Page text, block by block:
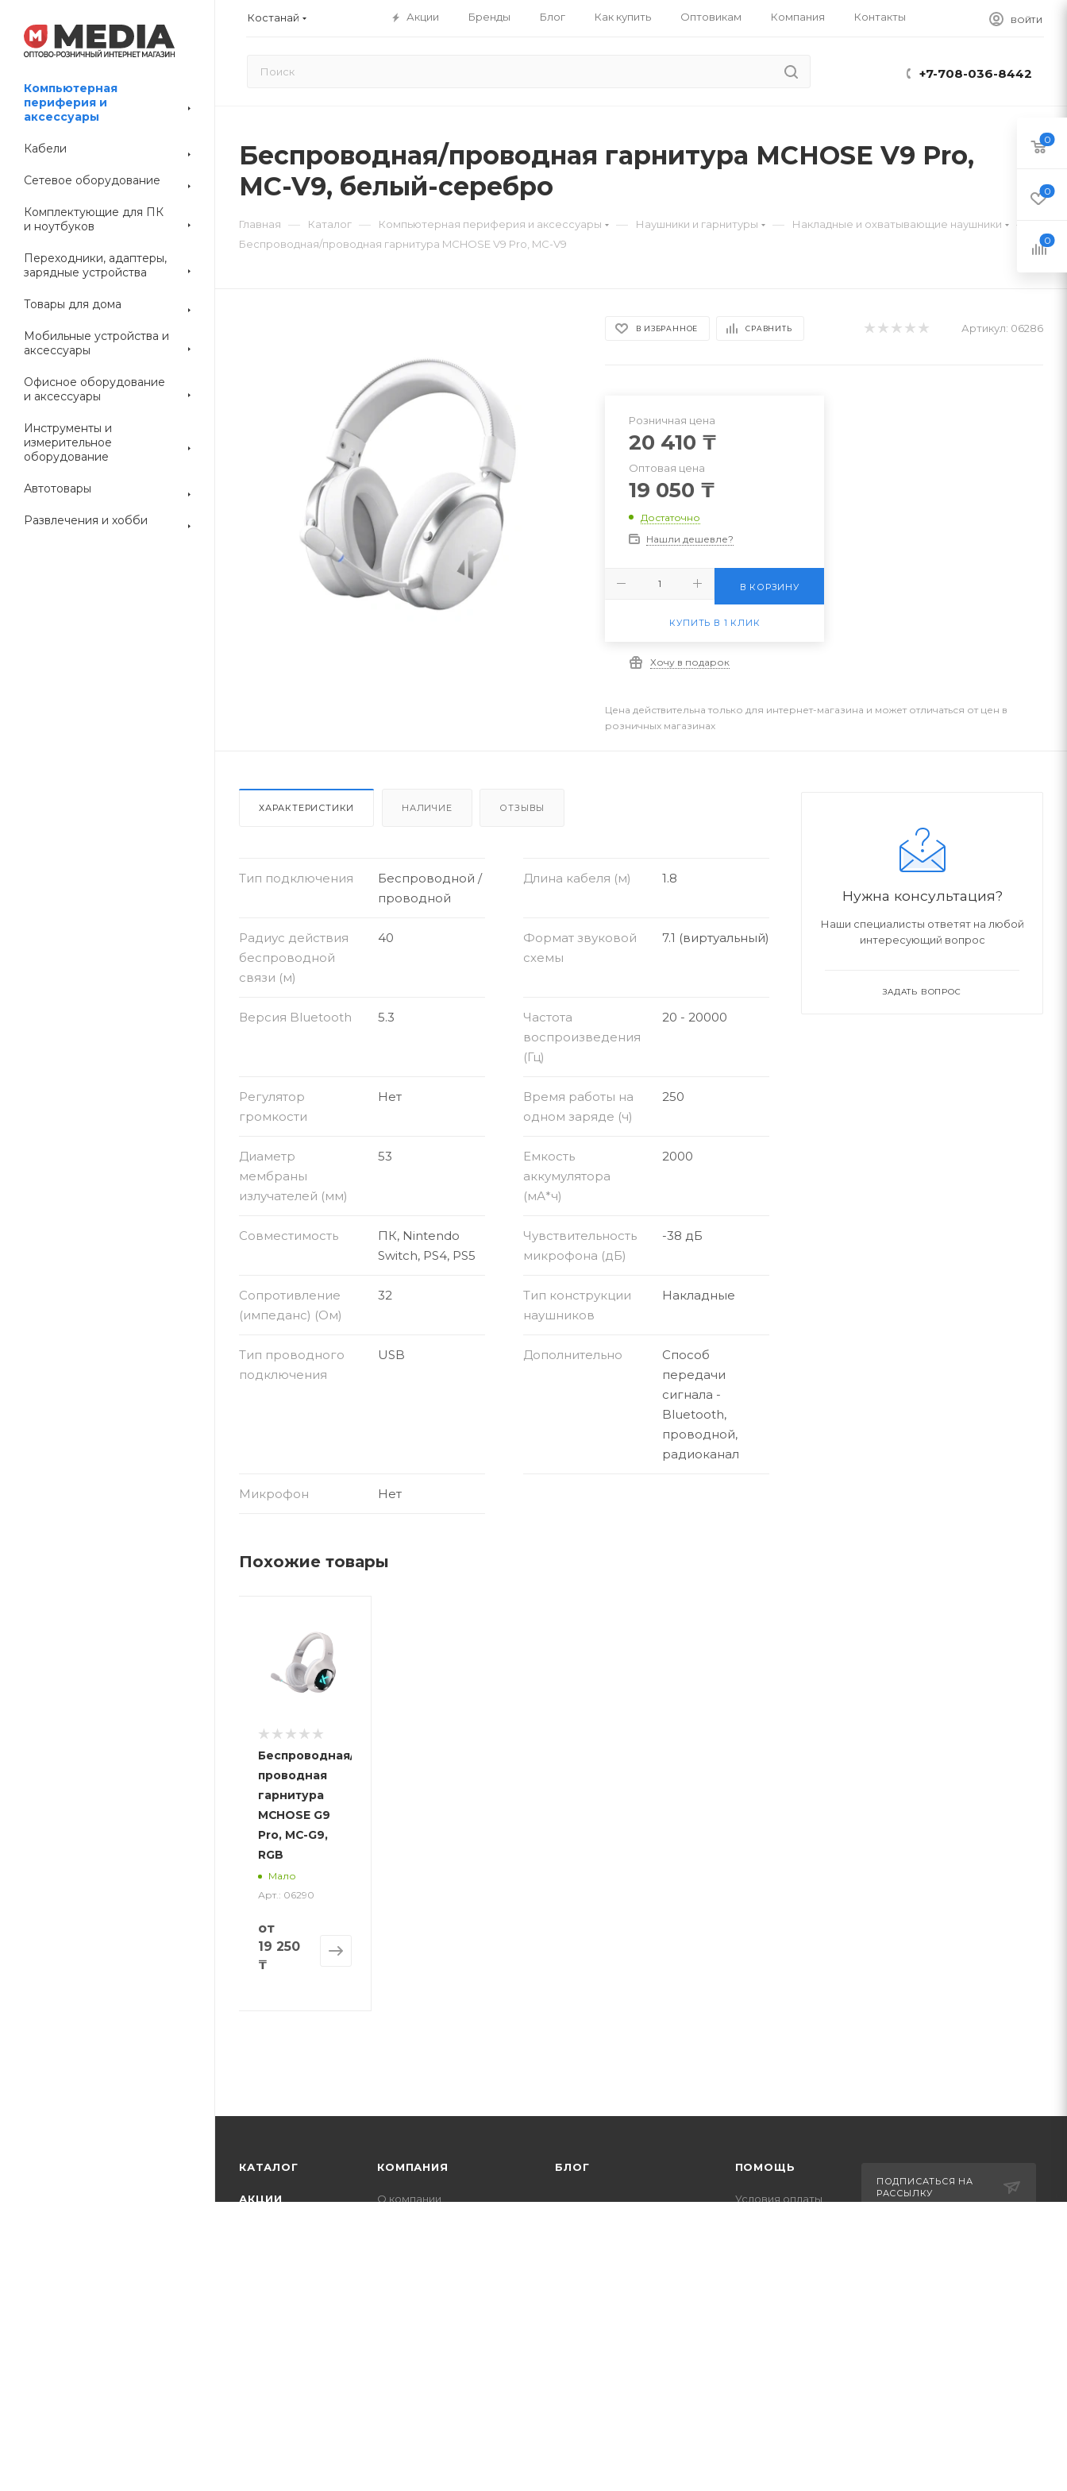
Костанай Акции Бренды Блог Как купить Оптовикам Компания Контакты ВОЙТИ
+7-708-036-8442
Компьютерная
периферия и
аксессуары
Кабели
Сетевое оборудование
Комплектующие для ПК
и ноутбуков
Переходники, адаптеры,
зарядные устройства
Товары для дома
Мобильные устройства и
аксессуары
Офисное оборудование
и аксессуары
Инструменты и
измерительное
оборудование
Автотовары
Развлечения и хобби
Беспроводная/проводная гарнитура MCHOSE V9 Pro,
MC-V9, белый-серебро
Главная — Каталог — Компьютерная периферия и аксессуары — Наушники и гарнитуры — Накладные и охватывающие наушники —
Беспроводная/проводная гарнитура MCHOSE V9 Pro, MC-V9
В ИЗБРАННОЕ СРАВНИТЬ Артикул: 06286
Розничная цена
20 410 ₸
Оптовая цена
19 050 ₸
Достаточно
Нашли дешевле?
В КОРЗИНУ
КУПИТЬ В 1 КЛИК
Хочу в подарок
Цена действительна только для интернет-магазина и может отличаться от цен в
розничных магазинах
ХАРАКТЕРИСТИКИ НАЛИЧИЕ ОТЗЫВЫ
Тип подключения
Беспроводной /
проводной
Длина кабеля (м) 1.8
Радиус действия
беспроводной
связи (м)
40
Формат звуковой
схемы
7.1 (виртуальный)
Версия Bluetooth 5.3
Частота
воспроизведения
(Гц)
20 - 20000
Регулятор
громкости
Нет
Время работы на
одном заряде (ч)
250
Диаметр
мембраны
излучателей (мм)
53
Емкость
аккумулятора
(мА*ч)
2000
Совместимость
ПК, Nintendo
Switch, PS4, PS5
Чувствительность
микрофона (дБ)
-38 дБ
Сопротивление
(импеданс) (Ом)
32
Тип конструкции
наушников
Накладные
Тип проводного
подключения
USB Дополнительно
Способ
передачи
сигнала -
Bluetooth,
проводной,
радиоканал
Микрофон Нет
Похожие товары
Беспроводная/
проводная
гарнитура
MCHOSE G9
Pro, MC-G9,
RGB
Мало
Арт.: 06290
от
19 250
₸
Нужна консультация?
Наши специалисты ответят на любой
интересующий вопрос
ЗАДАТЬ ВОПРОС
КАТАЛОГ
АКЦИИ
КОМПАНИЯ
О компании
БЛОГ ПОМОЩЬ
Условия оплаты
ПОДПИСАТЬСЯ НА
РАССЫЛКУ
0
0
0